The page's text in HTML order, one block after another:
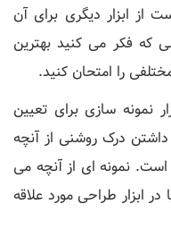
از ابزار دیگری برای آن
که فکر می کنید بهترین
را امتحان کنید.
نمونه سازی برای تعیین
درک روشنی از آنچه
نمونه ای از آنچه می
ابزار طراحی مورد علاقه